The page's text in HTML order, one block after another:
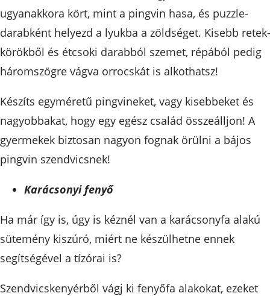
ugyanakkora kört, mint a pingvin hasa, és puzzle-
darabként helyezd a lyukba a zöldséget. Kisebb retek-
körökből és étcsoki darabból szemet, répából pedig
háromszögre vágva orrocskát is alkothatsz!
Készíts egyméretű pingvineket, vagy kisebbeket és
nagyobbakat, hogy egy egész család összeálljon! A
gyermekek biztosan nagyon fognak örülni a bájos
pingvin szendvicsnek!
Karácsonyi fenyő
Ha már így is, úgy is kéznél van a karácsonyfa alakú
sütemény kiszúró, miért ne készülhetne ennek
segítségével a tízórai is?
Szendvicskenyérből vágj ki fenyőfa alakokat, ezeket